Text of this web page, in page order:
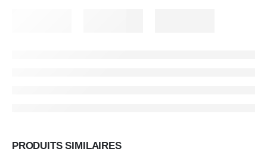
PRODUITS SIMILAIRES